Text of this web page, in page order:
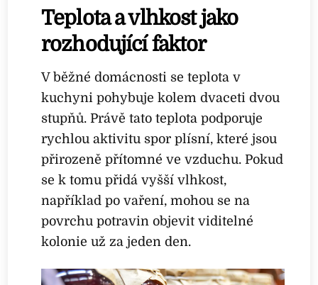
Teplota a vlhkost jako
rozhodující faktor
V běžné domácnosti se teplota v
kuchyni pohybuje kolem dvaceti dvou
stupňů. Právě tato teplota podporuje
rychlou aktivitu spor plísní, které jsou
přirozeně přítomné ve vzduchu. Pokud
se k tomu přidá vyšší vlhkost,
například po vaření, mohou se na
povrchu potravin objevit viditelné
kolonie už za jeden den.